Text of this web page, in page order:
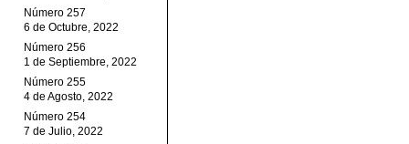
Número 257
6 de Octubre, 2022
Número 256
1 de Septiembre, 2022
Número 255
4 de Agosto, 2022
Número 254
7 de Julio, 2022